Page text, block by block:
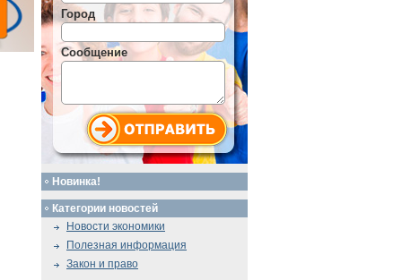
Город
Сообщение
Новинка!
Категории новостей
Новости экономики
Полезная информация
Закон и право